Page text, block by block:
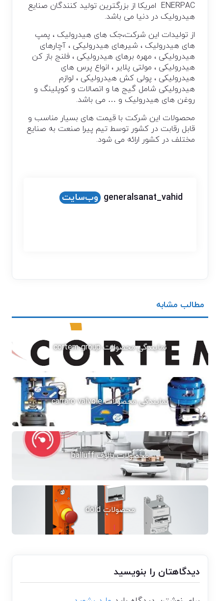
ENERPAC امریکا از بزرگترین تولید کنندگان صنایع
هیدرولیک در دنیا می باشد.
از تولیدات این شرکت،جک های هیدرولیک ، پمپ
های هیدرولیک ، شیرهای هیدرولیکی ، آچارهای
هیدرولیکی ، مهره برهای هیدرولیکی ، فلنج باز کن
هیدرولیکی ، مولتی پلایر ، انواع پرس های
هیدرولیکی ، پولی کش هیدرولیکی ، لوازم
هیدرولیکی شامل گیج ها و اتصالات و کوپلینگ و
روغن های هیدرولیک و … می باشد.
محصولات این شرکت با قیمت های بسیار مناسب و
قابل رقابت در کشور توسط تیم پیرا صنعت به صنایع
مختلف در کشور ارائه می شود.
generalsanat_vahid وب‌سایت
مطالب مشابه
نمایندگی محصولات cortem group
نمایندگی محصولات carraro valvole
محصولات بالوف balluff
محصولات dold
دیدگاهتان را بنویسید